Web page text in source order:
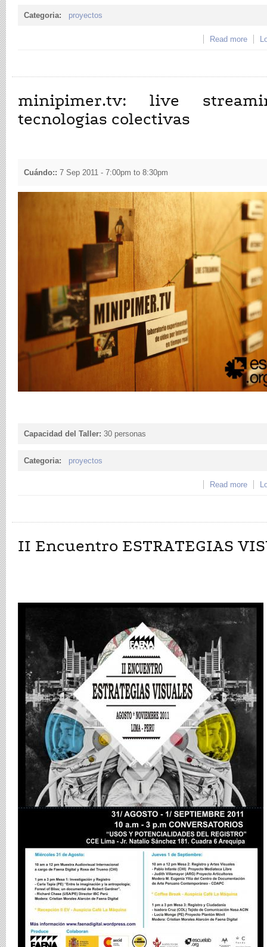
Categoria: proyectos
Read more
minipimer.tv: live
tecnologias colectivas
Cuándo:: 7 Sep 2011 - 7:00pm to 8:30pm
Capacidad del Taller: 30 personas
Categoria: proyectos
Read more
II Encuentro ESTRATEGIAS